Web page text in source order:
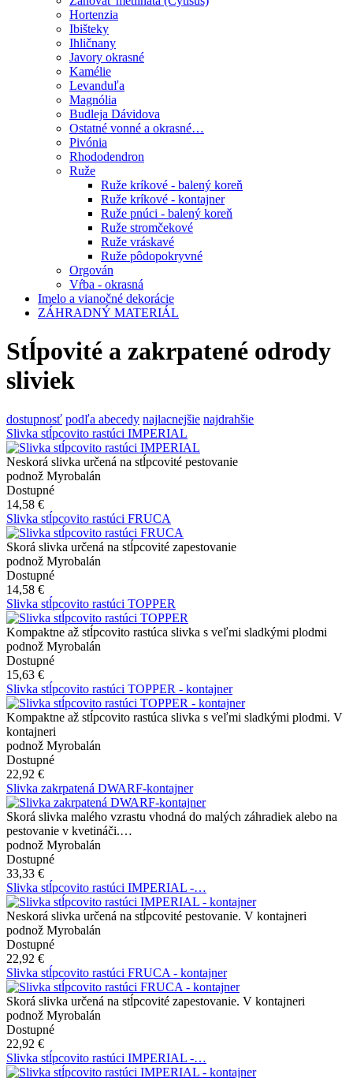
Hortenzia
Ibišteky
Ihličnany
Javory okrasné
Kamélie
Levanduľa
Magnólia
Budleja Dávidova
Ostatné vonné a okrasné…
Pivónia
Rhododendron
Ruže
Ruže kríkové - balený koreň
Ruže kríkové - kontajner
Ruže pnúci - balený koreň
Ruže stromčekové
Ruže vráskavé
Ruže pôdopokryvné
Orgován
Vŕba - okrasná
Imelo a vianočné dekorácie
ZÁHRADNÝ MATERIÁL
Stĺpovité a zakrpatené odrody
sliviek
dostupnosť podľa abecedy najlacnejšie najdrahšie
Slivka stĺpcovito rastúci IMPERIAL
Neskorá slivka určená na stĺpcovité pestovanie
podnož Myrobalán
Dostupné
14,58 €
Slivka stĺpcovito rastúci FRUCA
Skorá slivka určená na stĺpcovité zapestovanie
podnož Myrobalán
Dostupné
14,58 €
Slivka stĺpcovito rastúci TOPPER
Kompaktne až stĺpcovito rastúca slivka s veľmi sladkými plodmi
podnož Myrobalán
Dostupné
15,63 €
Slivka stĺpcovito rastúci TOPPER - kontajner
Kompaktne až stĺpcovito rastúca slivka s veľmi sladkými plodmi. V
kontajneri
podnož Myrobalán
Dostupné
22,92 €
Slivka zakrpatená DWARF-kontajner
Skorá slivka malého vzrastu vhodná do malých záhradiek alebo na
pestovanie v kvetináči.…
podnož Myrobalán
Dostupné
33,33 €
Slivka stĺpcovito rastúci IMPERIAL -…
Neskorá slivka určená na stĺpcovité pestovanie. V kontajneri
podnož Myrobalán
Dostupné
22,92 €
Slivka stĺpcovito rastúci FRUCA - kontajner
Skorá slivka určená na stĺpcovité zapestovanie. V kontajneri
podnož Myrobalán
Dostupné
22,92 €
Slivka stĺpcovito rastúci IMPERIAL -…